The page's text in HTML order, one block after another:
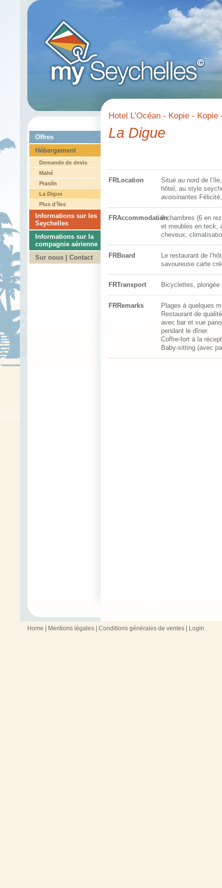
Offres
Hébergement
Demande de devis
Mahé
Praslín
La Digue
Plus d'îles
Informations sur les
Seychelles
Informations sur la
compagnie aérienne
Sur nous | Contact
Hotel L’Océan - Kopie -
La Digue
FRLocation
Situé au nord de
hôtel, au style
avoisinantes
FRAccommodation8 chambres (6 en
et meubles en teck,
cheveux,
FRBoard
Le restaurant de
savoureuse carte
FRTransport Bicyclettes,
FRRemarks
Plages à quelques
Restaurant de
avec bar et vue
pendant le dîner.
Coffre-fort à la
Baby-sitting (avec
Home Mentions légales Conditions générales de ventes Login